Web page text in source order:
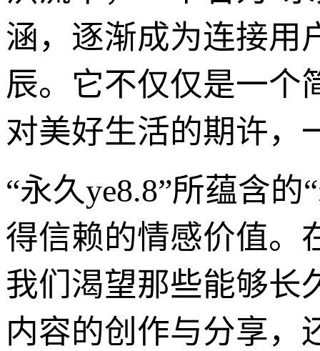
涵，逐渐成为连接用
辰。它不仅仅是一个
对美好生活的期许，
“永久ye8.8”所蕴含
得信赖的情感价值。
我们渴望那些能够长
内容的创作与分享，